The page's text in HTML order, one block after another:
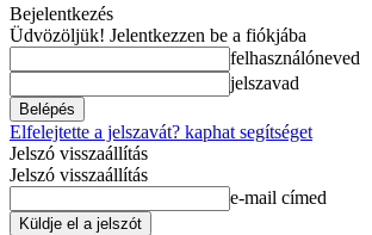
Bejelentkezés
Üdvözöljük! Jelentkezzen be a fiókjába
felhasználóneved
jelszavad
Elfelejtette a jelszavát? kaphat segítséget
Jelszó visszaállítás
Jelszó visszaállítás
e-mail címed